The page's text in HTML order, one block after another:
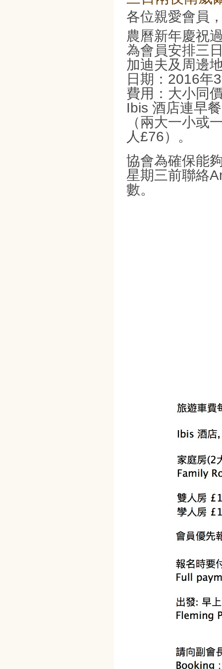
各位親愛會員
農曆新年慶祝
為會員安排三
加迪夫及周邊
日期：2016年
費用：大小同
Ibis 酒店連早
（兩大一小或
人£76）。
協會為確保能
星期三前聯絡
數。